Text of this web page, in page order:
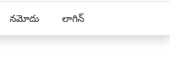
నమోదు లాగిన్